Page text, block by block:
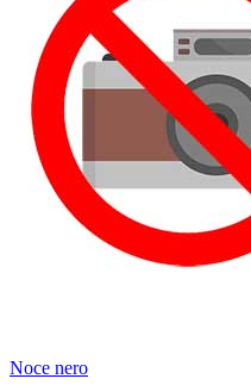
Noce nero